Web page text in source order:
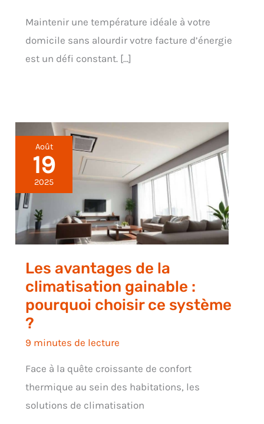
Maintenir une température idéale à votre
domicile sans alourdir votre facture d’énergie
est un défi constant. […]
Août
19
2025
Les avantages de la
climatisation gainable :
pourquoi choisir ce système
?
9 minutes de lecture
Face à la quête croissante de confort
thermique au sein des habitations, les
solutions de climatisation